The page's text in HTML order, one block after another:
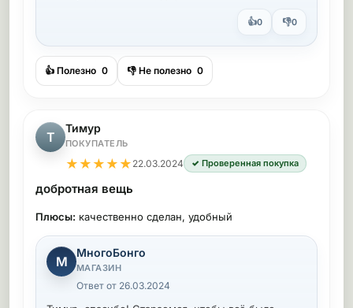
👍0 👎0
👍 Полезно 0 👎 Не полезно 0
Т
Тимур
ПОКУПАТЕЛЬ
★ ★ ★ ★ ★ 22.03.2024 ✓ Проверенная покупка
добротная вещь
Плюсы: качественно сделан, удобный
М
МногоБонго
МАГАЗИН
Ответ от 26.03.2024